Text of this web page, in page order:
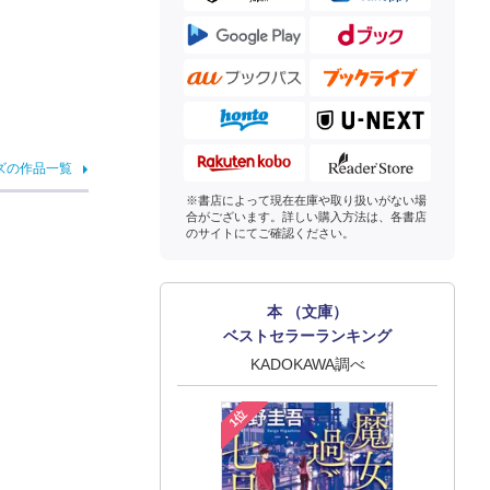
の作品一覧
※書店によって現在在庫や取り扱いがない場
合がございます。詳しい購入方法は、各書店
のサイトにてご確認ください。
本 （文庫）
ベストセラーランキング
KADOKAWA調べ
1位